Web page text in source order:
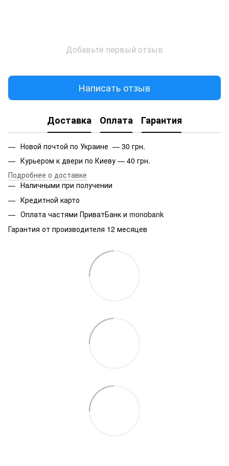
Добавьте первый отзыв
Написать отзыв
Доставка Оплата Гарантия
Новой почтой по Украине — 30 грн.
Курьером к двери по Киеву — 40 грн.
Подробнее о доставке
Наличными при получении
Кредитной карто
Оплата частями ПриватБанк и monobank
Гарантия от производителя 12 месяцев